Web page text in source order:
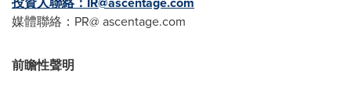
媒體聯絡：PR@ ascentage.com
前瞻性聲明